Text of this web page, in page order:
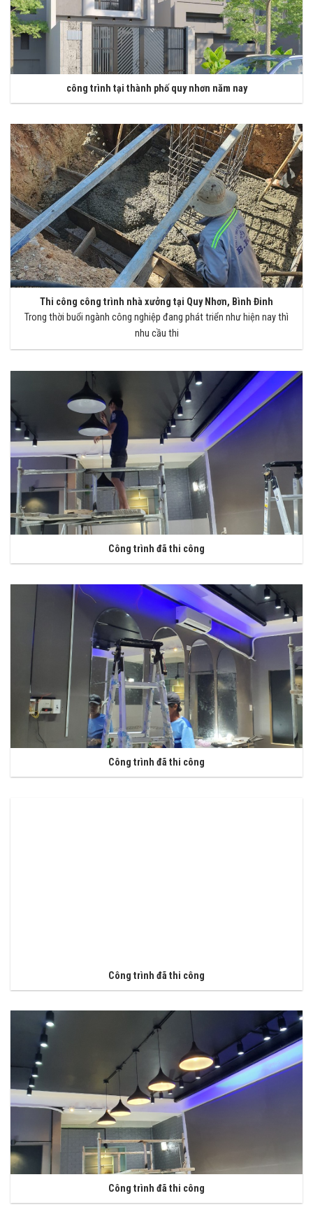
công trình tại thành phố quy nhơn năm nay
Thi công công trình nhà xưởng tại Quy Nhơn, Bình Đinh
Trong thời buổi ngành công nghiệp đang phát triển như hiện nay thì
nhu cầu thi
Công trình đã thi công
Công trình đã thi công
Công trình đã thi công
Công trình đã thi công